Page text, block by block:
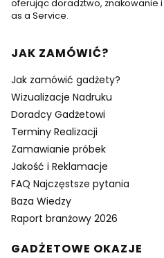
oferując doradztwo, znakowanie
as a Service.
Linki w stopce
JAK ZAMÓWIĆ?
Jak zamówić gadżety?
Wizualizacje Nadruku
Doradcy Gadżetowi
Terminy Realizacji
Zamawianie próbek
Jakość i Reklamacje
FAQ Najczęstsze pytania
Baza Wiedzy
Raport branżowy 2026
GADŻETOWE OKAZJE